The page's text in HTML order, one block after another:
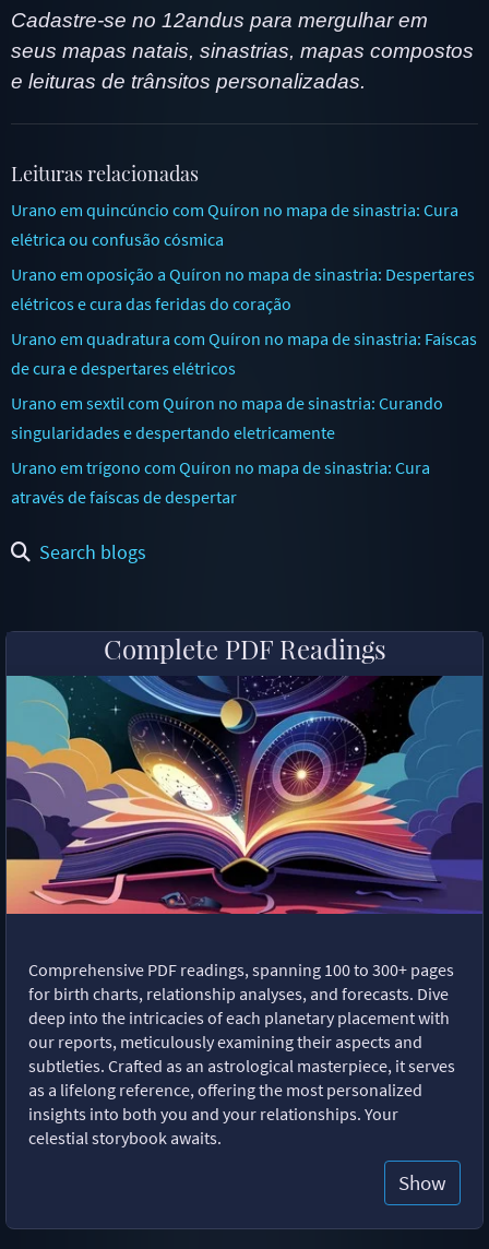
Cadastre-se no 12andus para mergulhar em
seus mapas natais, sinastrias, mapas compostos
e leituras de trânsitos personalizadas.
Leituras relacionadas
Urano em quincúncio com Quíron no mapa de sinastria: Cura
elétrica ou confusão cósmica
Urano em oposição a Quíron no mapa de sinastria: Despertares
elétricos e cura das feridas do coração
Urano em quadratura com Quíron no mapa de sinastria: Faíscas
de cura e despertares elétricos
Urano em sextil com Quíron no mapa de sinastria: Curando
singularidades e despertando eletricamente
Urano em trígono com Quíron no mapa de sinastria: Cura
através de faíscas de despertar
Search blogs
Complete PDF Readings
Comprehensive PDF readings, spanning 100 to 300+ pages
for birth charts, relationship analyses, and forecasts. Dive
deep into the intricacies of each planetary placement with
our reports, meticulously examining their aspects and
subtleties. Crafted as an astrological masterpiece, it serves
as a lifelong reference, offering the most personalized
insights into both you and your relationships. Your
celestial storybook awaits.
Show